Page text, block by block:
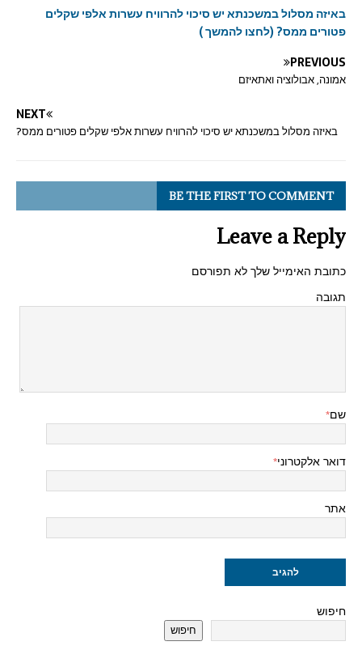
באיזה מסלול במשכנתא יש סיכוי להרוויח עשרות אלפי שקלים
פטורים ממס? (לחצו להמשך )
PREVIOUS
אמונה, אבולוציה ואתאיזם
NEXT
באיזה מסלול במשכנתא יש סיכוי להרוויח עשרות אלפי שקלים פטורים ממס?
BE THE FIRST TO COMMENT
Leave a Reply
כתובת האימייל שלך לא תפורסם
תגובה
שם*
דואר אלקטרוני*
אתר
חיפוש
חיפוש